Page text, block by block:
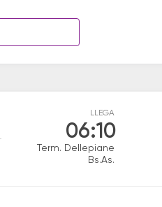
LLEGA
06:10
Term. Dellepiane
Bs.As.